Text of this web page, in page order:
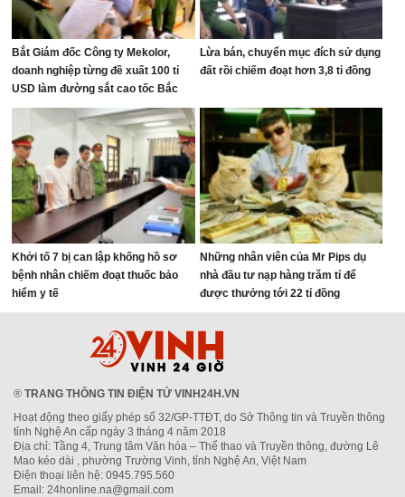
Bắt Giám đốc Công ty Mekolor,
doanh nghiệp từng đề xuất 100 tỉ
USD làm đường sắt cao tốc Bắc
Nam
Lừa bán, chuyển mục đích sử dụng
đất rồi chiếm đoạt hơn 3,8 tỉ đồng
Khởi tố 7 bị can lập khống hồ sơ
bệnh nhân chiếm đoạt thuốc bảo
hiểm y tế
Những nhân viên của Mr Pips dụ
nhà đầu tư nạp hàng trăm tỉ để
được thưởng tới 22 tỉ đồng
® TRANG THÔNG TIN ĐIỆN TỬ VINH24H.VN
Hoạt động theo giấy phép số 32/GP-TTĐT, do Sở Thông tin và Truyền thông
tỉnh Nghệ An cấp ngày 3 tháng 4 năm 2018
Địa chỉ: Tầng 4, Trung tâm Văn hóa – Thể thao và Truyền thông, đường Lê
Mao kéo dài , phường Trường Vinh, tỉnh Nghệ An, Việt Nam
Điện thoại liên hệ: 0945.795.560
Email: 24honline.na@gmail.com